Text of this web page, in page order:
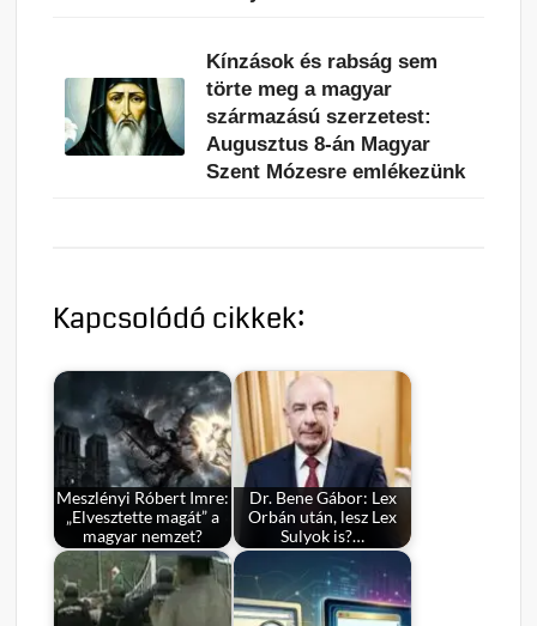
Kínzások és rabság sem
törte meg a magyar
származású szerzetest:
Augusztus 8-án Magyar
Szent Mózesre emlékezünk
Kapcsolódó cikkek:
Meszlényi Róbert Imre:
„Elvesztette magát” a
magyar nemzet?
Dr. Bene Gábor: Lex
Orbán után, lesz Lex
Sulyok is?…